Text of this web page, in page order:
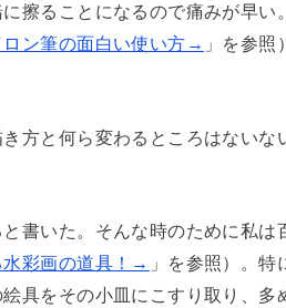
擦ることになるので痛みが早い
ン筆の面白い使い方→ 」を参照
方と何ら変わるところはないな
書いた。そんな時のために私は
彩画の道具！→ 」を参照）。特
具をその小皿にこすり取り、多